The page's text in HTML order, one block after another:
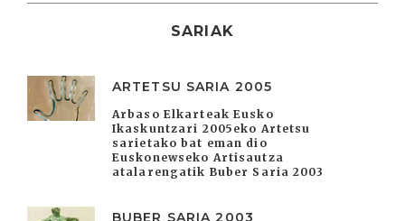
SARIAK
ARTETSU SARIA 2005
Arbaso Elkarteak Eusko
Ikaskuntzari 2005eko Artetsu
sarietako bat eman dio
Euskonewseko Artisautza
atalarengatik Buber Saria 2003
BUBER SARIA 2003